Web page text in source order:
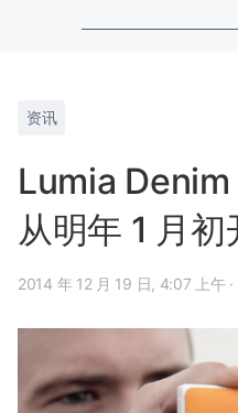
资讯
Lumia
从明年 1 月初
2014 年 12 月 19 日, 4:07 上午 ·